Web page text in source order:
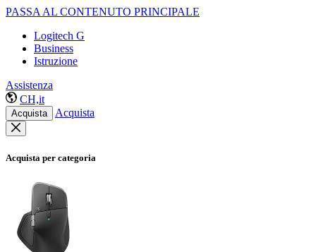
PASSA AL CONTENUTO PRINCIPALE
Logitech G
Business
Istruzione
Assistenza
CH,it
Acquista Acquista
Acquista per categoria